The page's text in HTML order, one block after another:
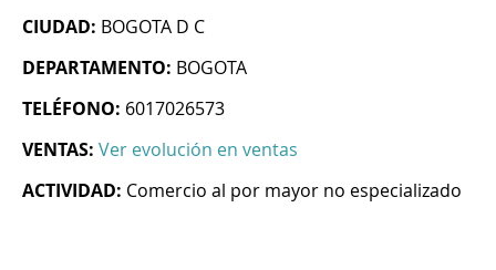
CIUDAD: BOGOTA D C
DEPARTAMENTO: BOGOTA
TELÉFONO: 6017026573
VENTAS: Ver evolución en ventas
ACTIVIDAD: Comercio al por mayor no especializado